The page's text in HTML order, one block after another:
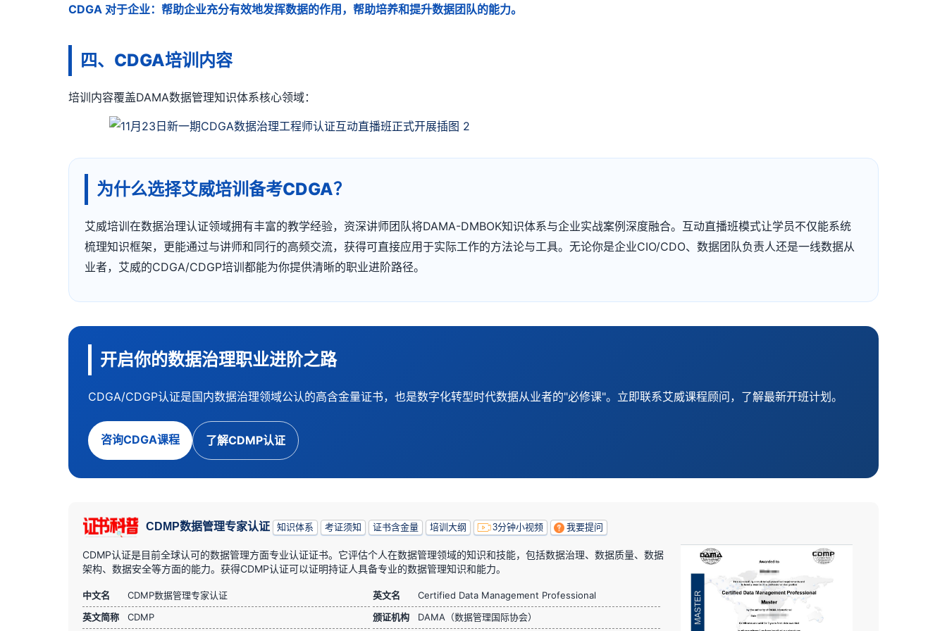
CDGA 对于企业：帮助企业充分有效地发挥数据的作用，帮助培养和提升数据团队的能力。
四、CDGA培训内容
培训内容覆盖DAMA数据管理知识体系核心领域：
为什么选择艾威培训备考CDGA？
艾威培训在数据治理认证领域拥有丰富的教学经验，资深讲师团队将DAMA-DMBOK知识体系与企业实战案例深度融合。互动直播班模式让学员不仅能系统
梳理知识框架，更能通过与讲师和同行的高频交流，获得可直接应用于实际工作的方法论与工具。无论你是企业CIO/CDO、数据团队负责人还是一线数据从
业者，艾威的CDGA/CDGP培训都能为你提供清晰的职业进阶路径。
开启你的数据治理职业进阶之路
CDGA/CDGP认证是国内数据治理领域公认的高含金量证书，也是数字化转型时代数据从业者的"必修课"。立即联系艾威课程顾问，了解最新开班计划。
咨询CDGA课程 了解CDMP认证
CDMP数据管理专家认证 知识体系 考证须知 证书含金量 培训大纲 3分钟小视频 我要提问
CDMP认证是目前全球认可的数据管理方面专业认证证书。它评估个人在数据管理领域的知识和技能，包括数据治理、数据质量、数据
架构、数据安全等方面的能力。获得CDMP认证可以证明持证人具备专业的数据管理知识和能力。
中文名 CDMP数据管理专家认证 英文名
Certified Data Management Professional
英文简称
CDMP 颁证机构 DAMA（数据管理国际协会）